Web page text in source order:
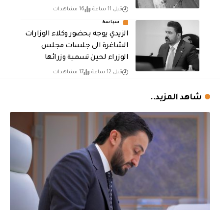
قبل 11 ساعة 16 مشاهدات
سياسة
الزيدي يوجه بحضور وكلاء الوزارات
الشاغرة الى جلسات مجلس
الوزراء لحين تسمية وزرائها
قبل 12 ساعة 17 مشاهدات
شاهد المزيد..